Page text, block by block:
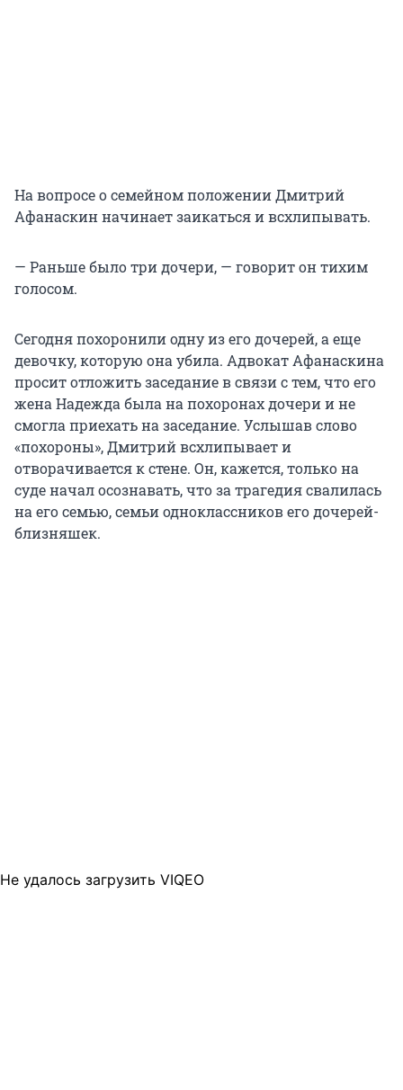
На вопросе о семейном положении Дмитрий
Афанаскин начинает заикаться и всхлипывать.
— Раньше было три дочери, — говорит он тихим
голосом.
Сегодня похоронили одну из его дочерей, а еще
девочку, которую она убила. Адвокат Афанаскина
просит отложить заседание в связи с тем, что его
жена Надежда была на похоронах дочери и не
смогла приехать на заседание. Услышав слово
«похороны», Дмитрий всхлипывает и
отворачивается к стене. Он, кажется, только на
суде начал осознавать, что за трагедия свалилась
на его семью, семьи одноклассников его дочерей-
близняшек.
Не удалось загрузить VIQEO